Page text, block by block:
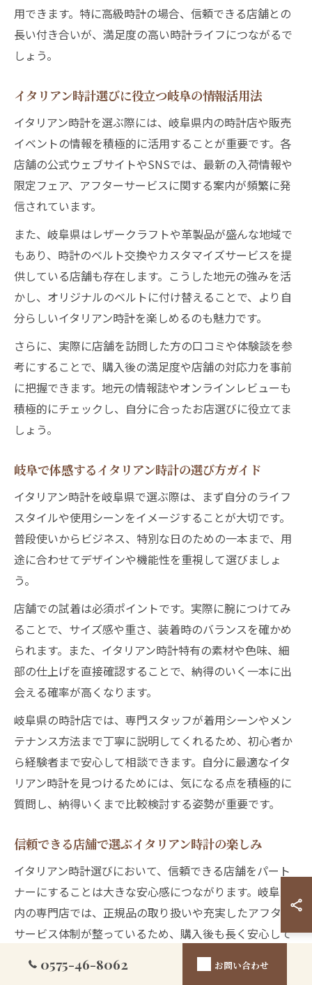
用できます。特に高級時計の場合、信頼できる店舗との
長い付き合いが、満足度の高い時計ライフにつながるで
しょう。
イタリアン時計選びに役立つ岐阜の情報活用法
イタリアン時計を選ぶ際には、岐阜県内の時計店や販売
イベントの情報を積極的に活用することが重要です。各
店舗の公式ウェブサイトやSNSでは、最新の入荷情報や
限定フェア、アフターサービスに関する案内が頻繁に発
信されています。
また、岐阜県はレザークラフトや革製品が盛んな地域で
もあり、時計のベルト交換やカスタマイズサービスを提
供している店舗も存在します。こうした地元の強みを活
かし、オリジナルのベルトに付け替えることで、より自
分らしいイタリアン時計を楽しめるのも魅力です。
さらに、実際に店舗を訪問した方の口コミや体験談を参
考にすることで、購入後の満足度や店舗の対応力を事前
に把握できます。地元の情報誌やオンラインレビューも
積極的にチェックし、自分に合ったお店選びに役立てま
しょう。
岐阜で体感するイタリアン時計の選び方ガイド
イタリアン時計を岐阜県で選ぶ際は、まず自分のライフ
スタイルや使用シーンをイメージすることが大切です。
普段使いからビジネス、特別な日のための一本まで、用
途に合わせてデザインや機能性を重視して選びましょ
う。
店舗での試着は必須ポイントです。実際に腕につけてみ
ることで、サイズ感や重さ、装着時のバランスを確かめ
られます。また、イタリアン時計特有の素材や色味、細
部の仕上げを直接確認することで、納得のいく一本に出
会える確率が高くなります。
岐阜県の時計店では、専門スタッフが着用シーンやメン
テナンス方法まで丁寧に説明してくれるため、初心者か
ら経験者まで安心して相談できます。自分に最適なイタ
リアン時計を見つけるためには、気になる点を積極的に
質問し、納得いくまで比較検討する姿勢が重要です。
信頼できる店舗で選ぶイタリアン時計の楽しみ
イタリアン時計選びにおいて、信頼できる店舗をパート
ナーにすることは大きな安心感につながります。岐阜県
内の専門店では、正規品の取り扱いや充実したアフター
サービス体制が整っているため、購入後も長く安心して
0575-46-8062 お問い合わせ